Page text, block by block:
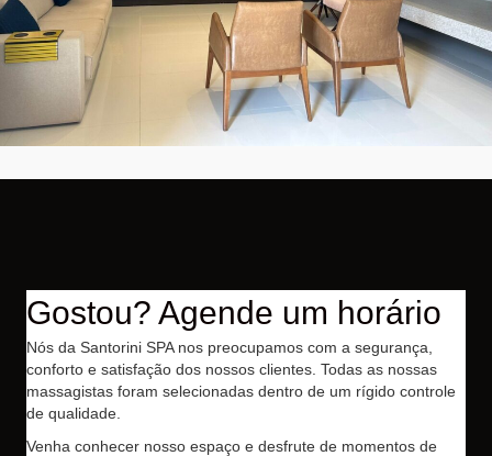
Gostou? Agende um horário
Nós da Santorini SPA nos preocupamos com a segurança,
conforto e satisfação dos nossos clientes. Todas as nossas
massagistas foram selecionadas dentro de um rígido controle
de qualidade.
Venha conhecer nosso espaço e desfrute de momentos de